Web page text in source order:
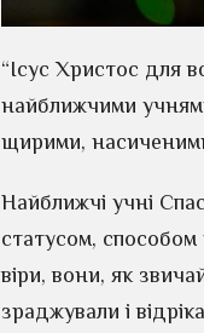
“Ісус Христос для
найближчими
щирими,
Найближчі учні
статусом,
віри, вони, як
зраджували і